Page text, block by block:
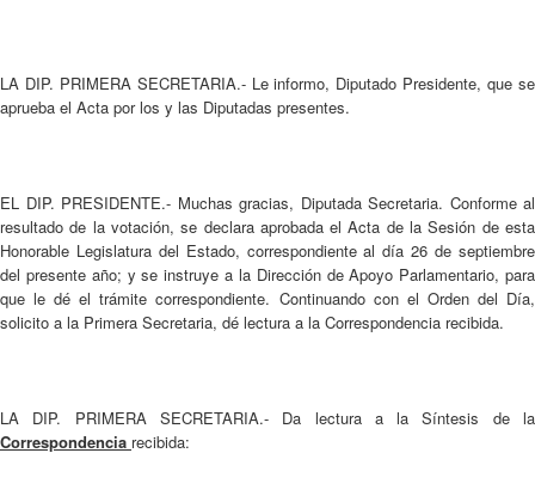
LA DIP. PRIMERA SECRETARIA.- Le informo, Diputado Presidente, que se
aprueba el Acta por los y las Diputadas presentes.
EL DIP. PRESIDENTE.- Muchas gracias, Diputada Secretaria. Conforme al
resultado de la votación, se declara aprobada el Acta de la Sesión de esta
Honorable Legislatura del Estado, correspondiente al día 26 de septiembre
del presente año; y se instruye a la Dirección de Apoyo Parlamentario, para
que le dé el trámite correspondiente. Continuando con el Orden del Día,
solicito a la Primera Secretaria, dé lectura a la Correspondencia recibida.
LA DIP. PRIMERA SECRETARIA.- Da lectura a la Síntesis de la
Correspondencia recibida: